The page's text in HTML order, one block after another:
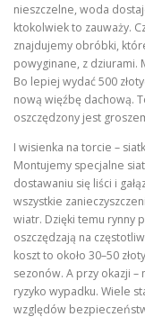
nieszczelne, woda
ktokolwiek to zauważy.
znajdujemy obróbki,
powyginane, z dziurami.
Bo lepiej wydać 500
nową więźbę dachową.
oszczędzony jest
I wisienka na torcie –
Montujemy specjalne
dostawaniu się liści i
wszystkie
wiatr. Dzięki temu rynny
oszczędzają na
koszt to około 30–50
sezonów. A przy okazji
ryzyko wypadku. Wiele
względów